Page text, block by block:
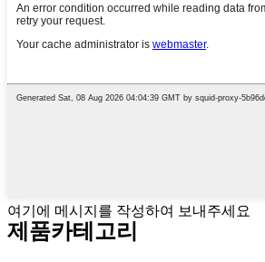
여기에 메시지를 작성하여 보내주세요
제품카테고리